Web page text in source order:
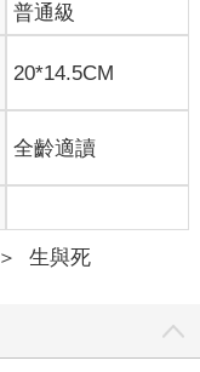
普通級
20*14.5CM
全齡適讀
＞ 生與死